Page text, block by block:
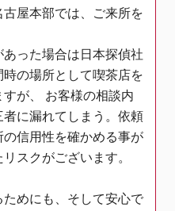
屋本部では、ご来所を
った場合は日本探偵社
の場所として喫茶店を
が、 お客様の相談内
に漏れてしまう。依頼
信用性を確かめる事が
スクがございます。
めにも、そして安心で